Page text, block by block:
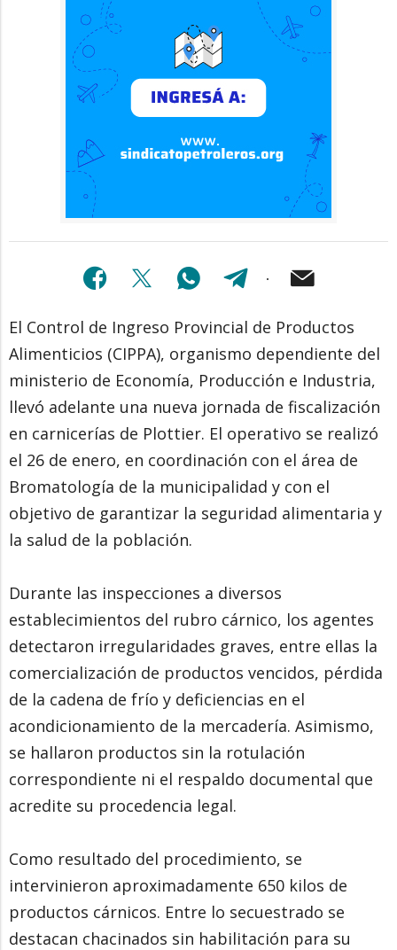
El Control de Ingreso Provincial de Productos
Alimenticios (CIPPA), organismo dependiente del
ministerio de Economía, Producción e Industria,
llevó adelante una nueva jornada de fiscalización
en carnicerías de Plottier. El operativo se realizó
el 26 de enero, en coordinación con el área de
Bromatología de la municipalidad y con el
objetivo de garantizar la seguridad alimentaria y
la salud de la población.
Durante las inspecciones a diversos
establecimientos del rubro cárnico, los agentes
detectaron irregularidades graves, entre ellas la
comercialización de productos vencidos, pérdida
de la cadena de frío y deficiencias en el
acondicionamiento de la mercadería. Asimismo,
se hallaron productos sin la rotulación
correspondiente ni el respaldo documental que
acredite su procedencia legal.
Como resultado del procedimiento, se
intervinieron aproximadamente 650 kilos de
productos cárnicos. Entre lo secuestrado se
destacan chacinados sin habilitación para su